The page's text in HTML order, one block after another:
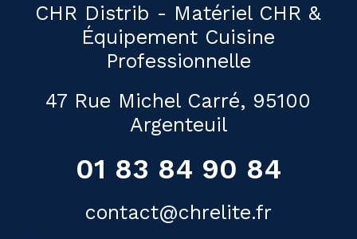
CHR Distrib - Matériel CHR &
Équipement Cuisine
Professionnelle
47 Rue Michel Carré, 95100
Argenteuil
01 83 84 90 84
contact@chrelite.fr